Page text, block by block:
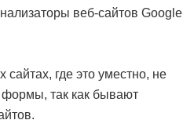
веб-сайтов Google
где это уместно, не
так как бывают